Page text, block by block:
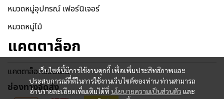
เว็บไซต์นี้มีการใช้งานคุกกี้ เพื่อเพิ่มประสิทธิภาพและ
ประสบการณ์ที่ดีในการใช้งานเว็บไซต์ของท่าน ท่านสามารถ
อ่านรายละเอียดเพิ่มเติมได้ที่ นโยบายความเป็นส่วนตัว และ
หมวดหมู่อุปกรณ์ เฟอร์นิเจอร์
หมวดหมู่ไม้
แคตตาล็อก
แคตตาล็อกออนไลน์
ช่องทางจัดส่ง